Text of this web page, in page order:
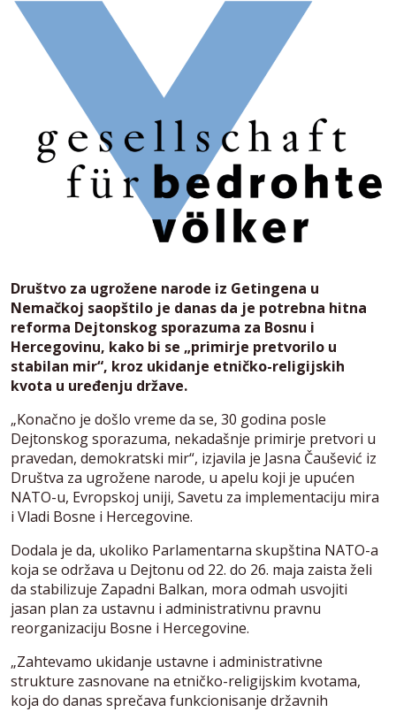
Društvo za ugrožene narode iz Getingena u
Nemačkoj saopštilo je danas da je potrebna hitna
reforma Dejtonskog sporazuma za Bosnu i
Hercegovinu, kako bi se „primirje pretvorilo u
stabilan mir“, kroz ukidanje etničko-religijskih
kvota u uređenju države.
„Konačno je došlo vreme da se, 30 godina posle
Dejtonskog sporazuma, nekadašnje primirje pretvori u
pravedan, demokratski mir“, izjavila je Jasna Čaušević iz
Društva za ugrožene narode, u apelu koji je upućen
NATO-u, Evropskoj uniji, Savetu za implementaciju mira
i Vladi Bosne i Hercegovine.
Dodala je da, ukoliko Parlamentarna skupština NATO-a
koja se održava u Dejtonu od 22. do 26. maja zaista želi
da stabilizuje Zapadni Balkan, mora odmah usvojiti
jasan plan za ustavnu i administrativnu pravnu
reorganizaciju Bosne i Hercegovine.
„Zahtevamo ukidanje ustavne i administrativne
strukture zasnovane na etničko-religijskim kvotama,
koja do danas sprečava funkcionisanje državnih